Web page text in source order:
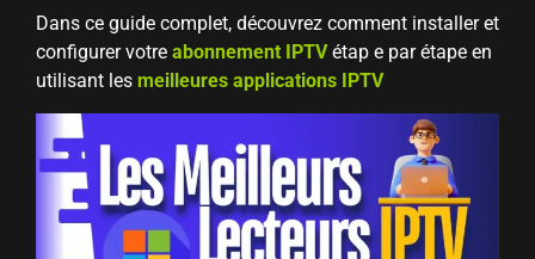
Dans ce guide complet, découvrez comment installer et
configurer votre abonnement IPTVétap e par étape en
utilisant les meilleures applications IPTV